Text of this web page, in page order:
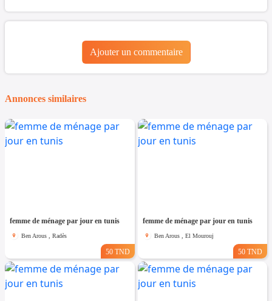
Ajouter un commentaire
Annonces similaires
femme de ménage par jour en tunis
Ben Arous , Radès
50 TND
femme de ménage par jour en tunis
Ben Arous , El Mourouj
50 TND